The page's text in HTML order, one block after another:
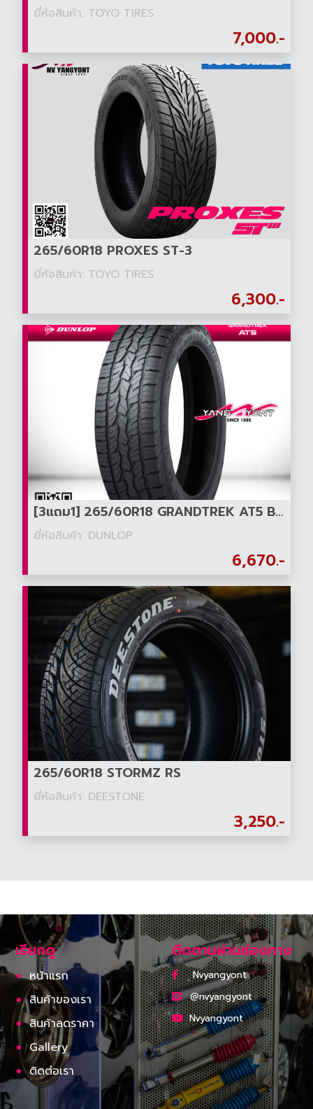
ยี่ห้อสินค้า: TOYO TIRES
7,000.-
265/60R18 PROXES ST-3
ยี่ห้อสินค้า: TOYO TIRES
6,300.-
[3แถม1] 265/60R18 GRANDTREK AT5 BLT (อักษรดำ)
ยี่ห้อสินค้า: DUNLOP
6,670.-
265/60R18 STORMZ RS
ยี่ห้อสินค้า: DEESTONE
3,250.-
เรียกดู
หน้าแรก
สินค้าของเรา
สินค้าลดราคา
Gallery
ติดต่อเรา
ติดตามผ่านช่องทาง
Nvyangyont
@nvyangyont
Nvyangyont